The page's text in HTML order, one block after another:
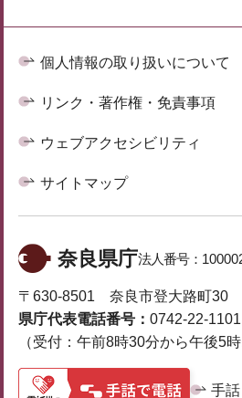
個人情報の取り扱いについて
リンク・著作権・免責事項
ウェブアクセシビリティ
サイトマップ
奈良県庁法人番号：
〒630-8501 奈良市登大路町30
県庁代表電話番号： 0742-22-1101
（受付：午前8時30分から午後5時
手